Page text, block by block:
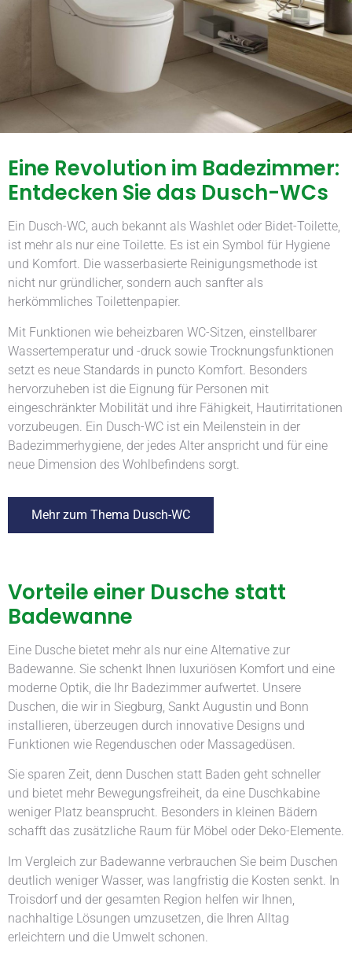
Eine Revolution im Badezimmer:
Entdecken Sie das Dusch-WCs
Ein Dusch-WC, auch bekannt als Washlet oder Bidet-Toilette,
ist mehr als nur eine Toilette. Es ist ein Symbol für Hygiene
und Komfort. Die wasserbasierte Reinigungsmethode ist
nicht nur gründlicher, sondern auch sanfter als
herkömmliches Toilettenpapier.
Mit Funktionen wie beheizbaren WC-Sitzen, einstellbarer
Wassertemperatur und -druck sowie Trocknungsfunktionen
setzt es neue Standards in puncto Komfort. Besonders
hervorzuheben ist die Eignung für Personen mit
eingeschränkter Mobilität und ihre Fähigkeit, Hautirritationen
vorzubeugen. Ein Dusch-WC ist ein Meilenstein in der
Badezimmerhygiene, der jedes Alter anspricht und für eine
neue Dimension des Wohlbefindens sorgt.
Mehr zum Thema Dusch-WC
Vorteile einer Dusche statt
Badewanne
Eine Dusche bietet mehr als nur eine Alternative zur
Badewanne. Sie schenkt Ihnen luxuriösen Komfort und eine
moderne Optik, die Ihr Badezimmer aufwertet. Unsere
Duschen, die wir in Siegburg, Sankt Augustin und Bonn
installieren, überzeugen durch innovative Designs und
Funktionen wie Regenduschen oder Massagedüsen.
Sie sparen Zeit, denn Duschen statt Baden geht schneller
und bietet mehr Bewegungsfreiheit, da eine Duschkabine
weniger Platz beansprucht. Besonders in kleinen Bädern
schafft das zusätzliche Raum für Möbel oder Deko-Elemente.
Im Vergleich zur Badewanne verbrauchen Sie beim Duschen
deutlich weniger Wasser, was langfristig die Kosten senkt. In
Troisdorf und der gesamten Region helfen wir Ihnen,
nachhaltige Lösungen umzusetzen, die Ihren Alltag
erleichtern und die Umwelt schonen.